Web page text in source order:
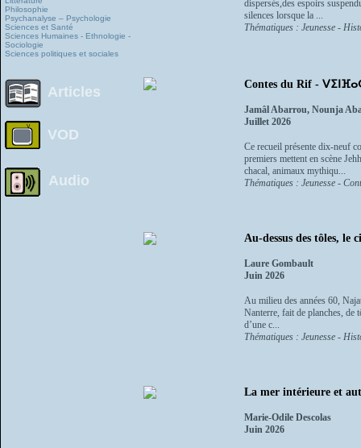
Philosophie
Psychanalyse – Psychologie
Sciences et Santé
Sciences Humaines - Ethnologie -
Sociologie
Sciences politiques et sociales
Articles
VOD
Audio
dispersés,des espoirs
silences lorsque la ...
Thématiques : Jeunesse -
Contes du Rif -
Jamâl Abarrou, Nounja
Juillet 2026
Ce recueil présente dix-neuf
premiers mettent en scène
chacal, animaux mythiqu...
Thématiques : Jeunesse -
Au-dessus des tôles, le
Laure Gombault
Juin 2026
Au milieu des années 60,
Nanterre, fait de planches, de
d’une c...
Thématiques : Jeunesse -
La mer intérieure et
Marie-Odile Descolas
Juin 2026